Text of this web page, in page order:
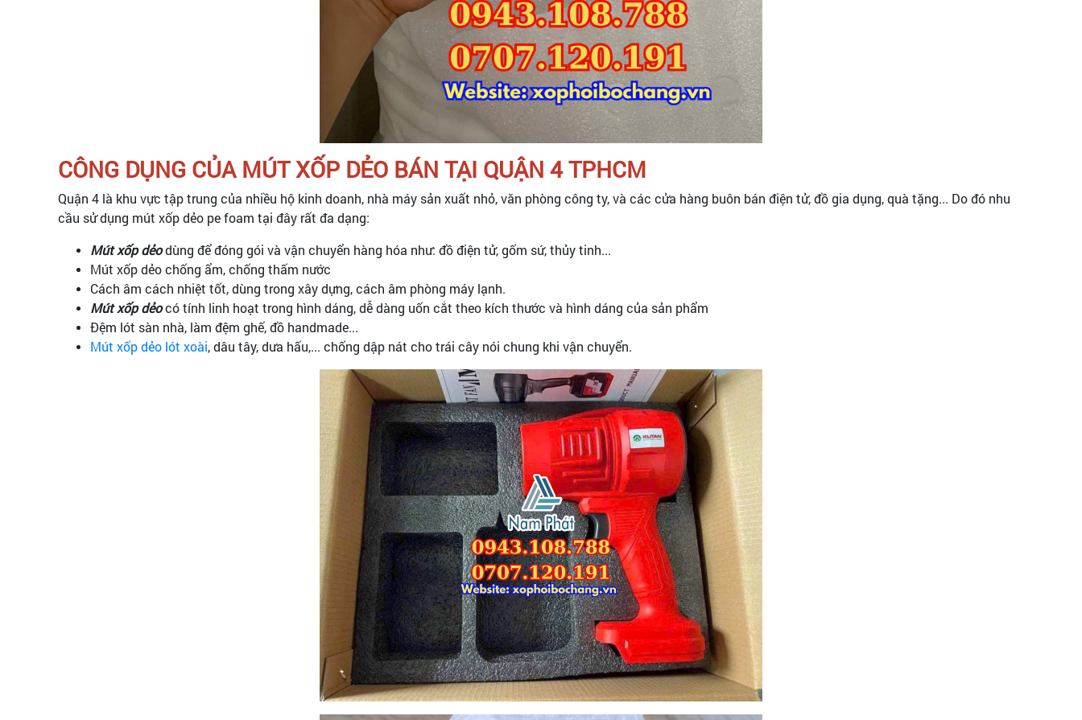
CÔNG DỤNG CỦA MÚT XỐP DẺO BÁN TẠI QUẬN 4 TPHCM
Quận 4 là khu vực tập trung của nhiều hộ kinh doanh, nhà máy sản xuất nhỏ, văn phòng công ty, và các cửa hàng buôn bán điện tử, đồ gia dụng, quà tặng... Do đó nhu
cầu sử dụng mút xốp dẻo pe foam tại đây rất đa dạng:
Mút xốp dẻodùng để đóng gói và vận chuyển hàng hóa như: đồ điện tử, gốm sứ, thủy tinh...
Mút xốp dẻo chống ẩm, chống thấm nước
Cách âm cách nhiệt tốt, dùng trong xây dựng, cách âm phòng máy lạnh.
Mút xốp dẻocó tính linh hoạt trong hình dáng, dễ dàng uốn cắt theo kích thước và hình dáng của sản phẩm
Đệm lót sàn nhà, làm đệm ghế, đồ handmade...
Mút xốp dẻo lót xoài, dâu tây, dưa hấu,... chống dập nát cho trái cây nói chung khi vận chuyển.